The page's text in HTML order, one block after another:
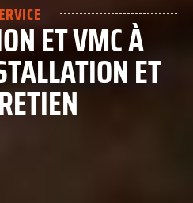
ET VMC À
ET